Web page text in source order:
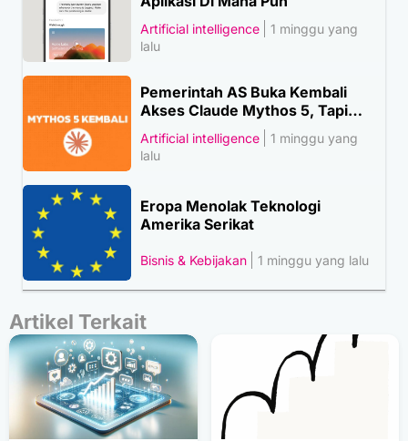
Artificial intelligence
1 minggu yang
lalu
Pemerintah AS Buka Kembali
Akses Claude Mythos 5, Tapi…
Artificial intelligence
1 minggu yang
lalu
Eropa Menolak Teknologi
Amerika Serikat
Bisnis & Kebijakan 1 minggu yang lalu
Artikel Terkait